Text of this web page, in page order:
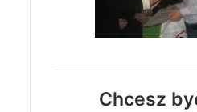
Chcesz